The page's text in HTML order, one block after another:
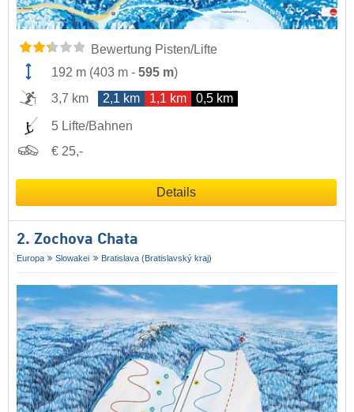
Bewertung Pisten/Lifte
192 m (403 m - 595 m)
3,7 km
2,1 km 1,1 km 0,5 km
5 Lifte/Bahnen
€ 25,-
Details
2. Zochova Chata
Europa Slowakei Bratislava (Bratislavský kraj)